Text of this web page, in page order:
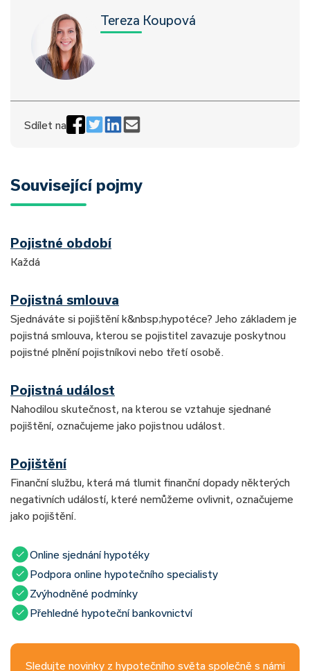
Tereza Koupová
Sdílet na
Související pojmy
Pojistné období
Každá
Pojistná smlouva
Sjednáváte si pojištění k&nbsp;hypotéce? Jeho základem je
pojistná smlouva, kterou se pojistitel zavazuje poskytnou
pojistné plnění pojistníkovi nebo třetí osobě.
Pojistná událost
Nahodilou skutečnost, na kterou se vztahuje sjednané
pojištění, označujeme jako pojistnou událost.
Pojištění
Finanční službu, která má tlumit finanční dopady některých
negativních událostí, které nemůžeme ovlivnit, označujeme
jako pojištění.
Online sjednání hypotéky
Podpora online hypotečního specialisty
Zvýhodněné podmínky
Přehledné hypoteční bankovnictví
Sledujte novinky z hypotečního světa společně s námi